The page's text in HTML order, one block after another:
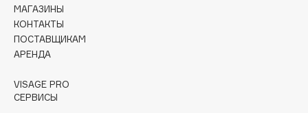
Curaprox
D
d'Alba
МАГАЗИНЫ
КОНТАКТЫ
ПОСТАВЩИКАМ
АРЕНДА
VISAGE PRO
СЕРВИСЫ